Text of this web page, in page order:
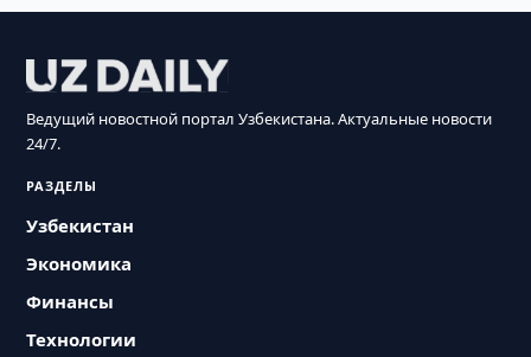
Ведущий новостной портал Узбекистана. Актуальные новости
24/7.
РАЗДЕЛЫ
Узбекистан
Экономика
Финансы
Технологии